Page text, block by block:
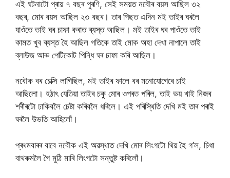
এই ঘটনাটো প্ৰায় ৭ বছৰ পুৰণি, সেই সময়ত নবৌৰ বয়স আছিল ৩২
বছৰ, মোৰ বয়স আছিল ২৩ বছৰ। তাৰ পিছত এদিন মই তাইৰ ঘৰলৈ
যাওঁতে তাই ঘৰ চাফা কৰাত ব্যস্ত আছিল। মই তাইৰ ঘৰ পাওঁতে তাই
কামত খুব ব্যস্ত হৈ আছিল গতিকে তাই মোক অহা দেখা নাপালে তাই
ব্লাউজ আৰু পেটিকোট পিন্ধি ঘৰ চাফা কৰি আছিল।
নবৌক বৰ চেক্সি লাগিছিল, মই তাইৰ ফালে বৰ মনোযোগেৰে চাই
আছিলো। হঠাৎ যেতিয়া তাইৰ চকু মোৰ ওপৰত পৰিল, তাই ভয় খাই নিজৰ
শৰীৰটো ঢাকিবলৈ চেষ্টা কৰিবলৈ ধৰিলে। এই পৰিস্থিতি দেখি মই তাৰ পৰাই
ঘৰলৈ উভতি আহিলোঁ।
প্ৰথমবাৰৰ বাবে নবৌক এই অৱস্থাত দেখি মোৰ লিংগটো থিয় হৈ গ’ল, চিধা
বাথৰুমলৈ গৈ মুঠি মাৰি লিংগটো সন্তুষ্ট কৰিলোঁ।